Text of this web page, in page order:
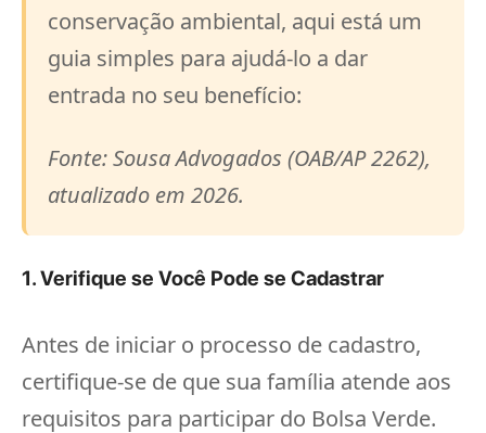
conservação ambiental, aqui está um
guia simples para ajudá-lo a dar
entrada no seu benefício:
Fonte: Sousa Advogados (OAB/AP 2262),
atualizado em 2026.
1. Verifique se Você Pode se Cadastrar
Antes de iniciar o processo de cadastro,
certifique-se de que sua família atende aos
requisitos para participar do Bolsa Verde.